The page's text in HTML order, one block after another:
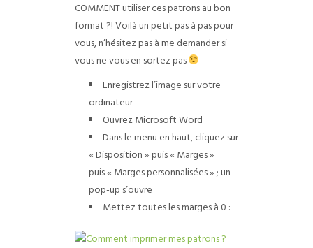
COMMENT utiliser ces patrons au bon
format ?! Voilà un petit pas à pas pour
vous, n’hésitez pas à me demander si
vous ne vous en sortez pas
Enregistrez l’image sur votre
ordinateur
Ouvrez Microsoft Word
Dans le menu en haut, cliquez sur
« Disposition » puis « Marges »
puis « Marges personnalisées » ; un
pop-up s’ouvre
Mettez toutes les marges à 0 :